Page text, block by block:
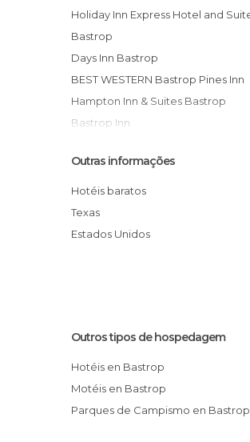
Holiday Inn Express Hotel and Suites
Bastrop
Days Inn Bastrop
BEST WESTERN Bastrop Pines Inn
Hampton Inn & Suites Bastrop
Bastrop Inn
Super 8 Bastrop
Lost Pines RV Park
Outras informações
Hotéis baratos
Texas
Estados Unidos
Outros tipos de hospedagem
Hotéis en Bastrop
Motéis en Bastrop
Parques de Campismo en Bastrop